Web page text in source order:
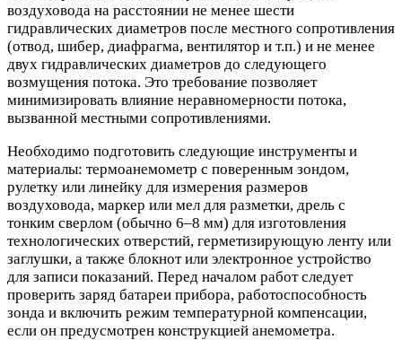
воздуховода на расстоянии не менее шести
гидравлических диаметров после местного сопротивления
(отвод, шибер, диафрагма, вентилятор и т.п.) и не менее
двух гидравлических диаметров до следующего
возмущения потока. Это требование позволяет
минимизировать влияние неравномерности потока,
вызванной местными сопротивлениями.
Необходимо подготовить следующие инструменты и
материалы: термоанемометр с поверенным зондом,
рулетку или линейку для измерения размеров
воздуховода, маркер или мел для разметки, дрель с
тонким сверлом (обычно 6–8 мм) для изготовления
технологических отверстий, герметизирующую ленту или
заглушки, а также блокнот или электронное устройство
для записи показаний. Перед началом работ следует
проверить заряд батареи прибора, работоспособность
зонда и включить режим температурной компенсации,
если он предусмотрен конструкцией анемометра.